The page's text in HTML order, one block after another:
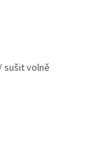
sušit volně